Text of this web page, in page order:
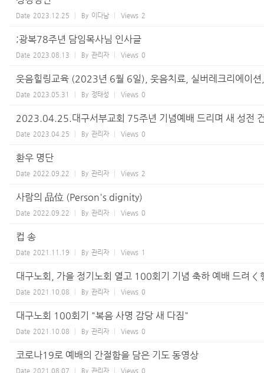
Date 2023.12.25 By 이다남 Views 2
;광복78주년 담임목사님 인사글
Date 2023.08.13 By 관리자 Views 0
웃음힐링교육 (2023년 6월 6일), 웃음치료, 실버레크리에이
Date 2023.05.31 By 정태성 Views 0
2023.04.25.대구서부교회 75주년 기념예배 드리며 새 성전
Date 2023.04.25 By 관리자 Views 0
환우 명단
Date 2022.09.22 By 관리자 Views 2
사람의 品位 (Person's dignity)
Date 2022.09.22 By 관리자 Views 0
컵 송
Date 2021.11.19 By 관리자 Views 1
대구노회, 가을 정기노회 열고 100회기 기념 축하 예배 드려
Date 2021.10.08 By 관리자 Views 0
대구노회 100회기 "복음 사명 감당 새 다짐"
Date 2021.10.08 By 관리자 Views 0
코로나19로 예배의 간절함을 담은 기도 동영상
Date 2021.08.07 By 관리자 Views 0